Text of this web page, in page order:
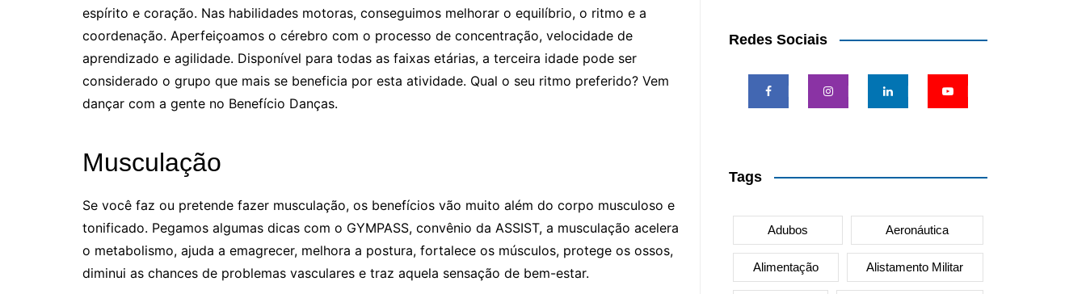
espírito e coração. Nas habilidades motoras, conseguimos melhorar o equilíbrio, o ritmo e a
coordenação. Aperfeiçoamos o cérebro com o processo de concentração, velocidade de
aprendizado e agilidade. Disponível para todas as faixas etárias, a terceira idade pode ser
considerado o grupo que mais se beneficia por esta atividade. Qual o seu ritmo preferido? Vem
dançar com a gente no Benefício Danças.
Musculação
Se você faz ou pretende fazer musculação, os benefícios vão muito além do corpo musculoso e
tonificado. Pegamos algumas dicas com o GYMPASS, convênio da ASSIST, a musculação acelera
o metabolismo, ajuda a emagrecer, melhora a postura, fortalece os músculos, protege os ossos,
diminui as chances de problemas vasculares e traz aquela sensação de bem-estar.
Redes Sociais
Tags
Adubos Aeronáutica
Alimentação Alistamento Militar